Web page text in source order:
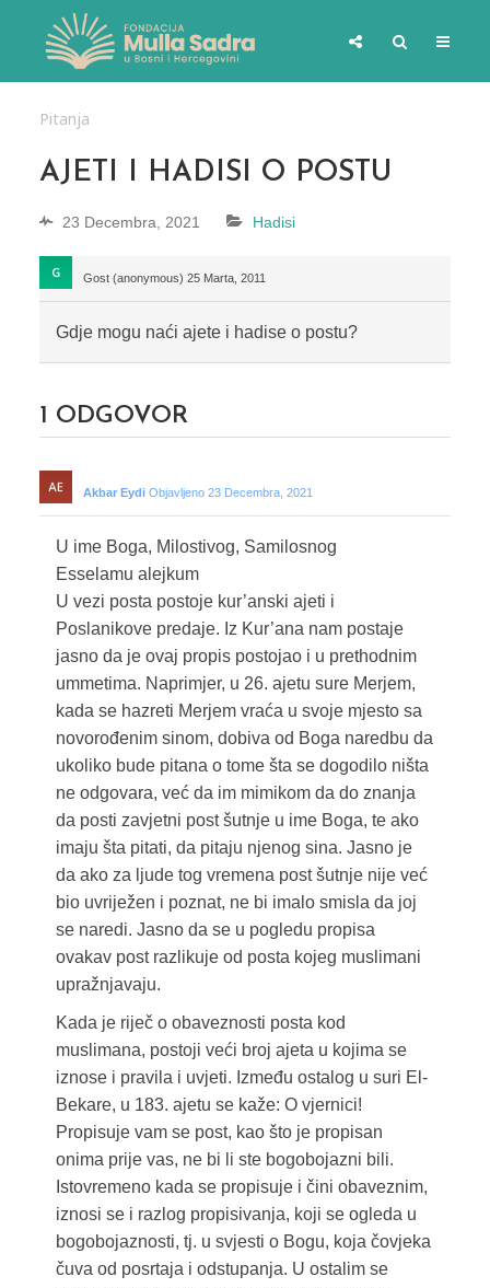
Pitanja
AJETI I HADISI O POSTU
23 Decembra, 2021 Hadisi
Gost (anonymous) 25 Marta, 2011
Gdje mogu naći ajete i hadise o postu?
1 ODGOVOR
Akbar Eydi Objavljeno 23 Decembra, 2021
U ime Boga, Milostivog, Samilosnog
Esselamu alejkum
U vezi posta postoje kur’anski ajeti i
Poslanikove predaje. Iz Kur’ana nam postaje
jasno da je ovaj propis postojao i u prethodnim
ummetima. Naprimjer, u 26. ajetu sure Merjem,
kada se hazreti Merjem vraća u svoje mjesto sa
novorođenim sinom, dobiva od Boga naredbu da
ukoliko bude pitana o tome šta se dogodilo ništa
ne odgovara, već da im mimikom da do znanja
da posti zavjetni post šutnje u ime Boga, te ako
imaju šta pitati, da pitaju njenog sina. Jasno je
da ako za ljude tog vremena post šutnje nije već
bio uvriježen i poznat, ne bi imalo smisla da joj
se naredi. Jasno da se u pogledu propisa
ovakav post razlikuje od posta kojeg muslimani
upražnjavaju.
Kada je riječ o obaveznosti posta kod
muslimana, postoji veći broj ajeta u kojima se
iznose i pravila i uvjeti. Između ostalog u suri El-
Bekare, u 183. ajetu se kaže: O vjernici!
Propisuje vam se post, kao što je propisan
onima prije vas, ne bi li ste bogobojazni bili.
Istovremeno kada se propisuje i čini obaveznim,
iznosi se i razlog propisivanja, koji se ogleda u
bogobojaznosti, tj. u svjesti o Bogu, koja čovjeka
čuva od posrtaja i odstupanja. U ostalim se